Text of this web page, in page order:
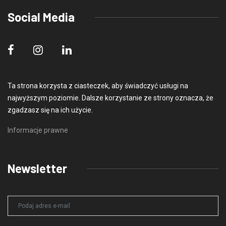
Social Media
Ta strona korzysta z ciasteczek, aby świadczyć usługi na
najwyższym poziomie. Dalsze korzystanie ze strony oznacza, że
zgadzasz się na ich użycie.
Informacje prawne
Newsletter